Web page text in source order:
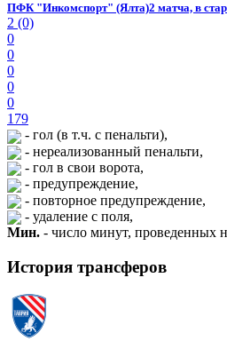
ПФК "Инкомспорт" (Ялта)2 матча, в
2 (0)
0
0
0
0
0
179
- гол (в т.ч. с пенальти),
- нереализованный пенальти,
- гол в свои ворота,
- предупреждение,
- повторное предупреждение,
- удаление с поля,
Мин. - число минут, проведенных
История трансферов